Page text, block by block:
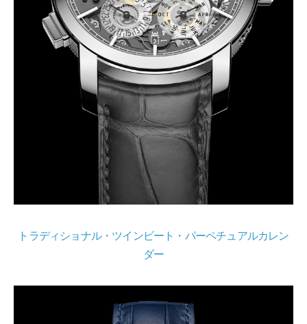
トラディショナル・ツインビート・パーペチュアルカレン
ダー